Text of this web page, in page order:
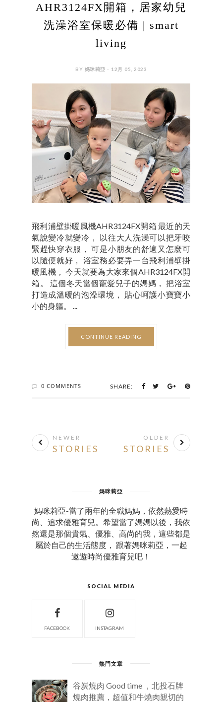
AHR3124FX開箱，居家幼兒
洗澡浴室保暖必備 | smart
living
BY 媽咪莉亞 - 12月 05, 2023
飛利浦壁掛暖風機AHR3124FX開箱 最近的天
氣說變冷就變冷， 以往大人洗澡可以把牙咬
緊趕快穿衣服， 可是小朋友的舒適又怎麼可
以隨便就好， 浴室務必要弄一台飛利浦壁掛
暖風機， 今天就要為大家來個AHR3124FX開
箱。 這個冬天當個寵愛兒子的媽媽， 把浴室
打造成溫暖的泡澡環境， 貼心呵護小寶寶小
小的身軀。 ...
CONTINUE READING
0 COMMENTS SHARE:
NEWER
STORIES
OLDER
STORIES
媽咪莉亞
媽咪莉亞-當了兩年的全職媽媽，依然熱愛時
尚、追求優雅育兒。希望當了媽媽以後，我依
然還是那個貴氣、優雅、高尚的我，這些都是
屬於自己的生活態度， 跟著媽咪莉亞，一起
遨遊時尚優雅育兒吧！
SOCIAL MEDIA
FACEBOOK INSTAGRAM
熱門文章
谷炭燒肉 Good time ，北投石牌
燒肉推薦，超值和牛燒肉親切的